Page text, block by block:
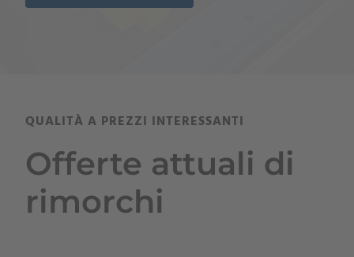
QUALITÀ A PREZZI INTERESSANTI
Offerte attuali di
rimorchi